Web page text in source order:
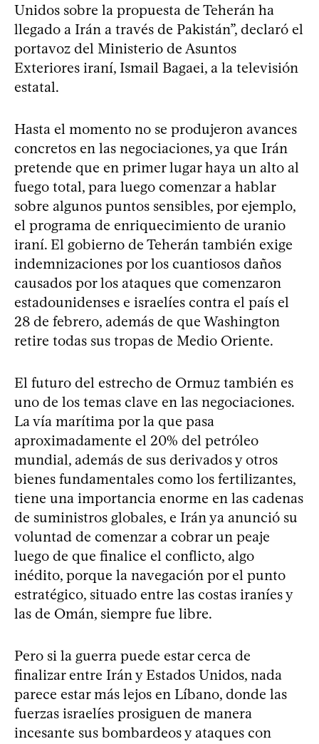
Unidos sobre la propuesta de Teherán ha
llegado a Irán a través de Pakistán”, declaró el
portavoz del Ministerio de Asuntos
Exteriores iraní, Ismail Bagaei, a la televisión
estatal.
Hasta el momento no se produjeron avances
concretos en las negociaciones, ya que Irán
pretende que en primer lugar haya un alto al
fuego total, para luego comenzar a hablar
sobre algunos puntos sensibles, por ejemplo,
el programa de enriquecimiento de uranio
iraní. El gobierno de Teherán también exige
indemnizaciones por los cuantiosos daños
causados por los ataques que comenzaron
estadounidenses e israelíes contra el país el
28 de febrero, además de que Washington
retire todas sus tropas de Medio Oriente.
El futuro del estrecho de Ormuz también es
uno de los temas clave en las negociaciones.
La vía marítima por la que pasa
aproximadamente el 20% del petróleo
mundial, además de sus derivados y otros
bienes fundamentales como los fertilizantes,
tiene una importancia enorme en las cadenas
de suministros globales, e Irán ya anunció su
voluntad de comenzar a cobrar un peaje
luego de que finalice el conflicto, algo
inédito, porque la navegación por el punto
estratégico, situado entre las costas iraníes y
las de Omán, siempre fue libre.
Pero si la guerra puede estar cerca de
finalizar entre Irán y Estados Unidos, nada
parece estar más lejos en Líbano, donde las
fuerzas israelíes prosiguen de manera
incesante sus bombardeos y ataques con